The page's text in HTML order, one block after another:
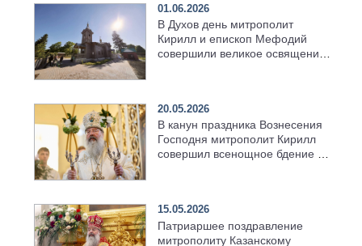
01.06.2026
В Духов день митрополит
Кирилл и епископ Мефодий
совершили великое освящение
20.05.2026
В канун праздника Вознесения
Господня митрополит Кирилл
совершил всенощное бдение в
15.05.2026
Патриаршее поздравление
митрополиту Казанскому